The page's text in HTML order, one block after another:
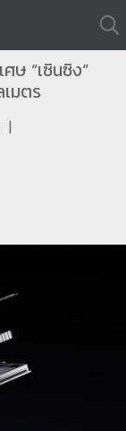
ษ “เซินซิง”
มตร
|